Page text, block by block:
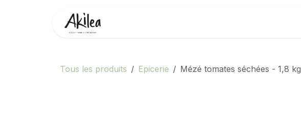
Tous les produits Epicerie Mézé tomates séchées - 1,8 kg